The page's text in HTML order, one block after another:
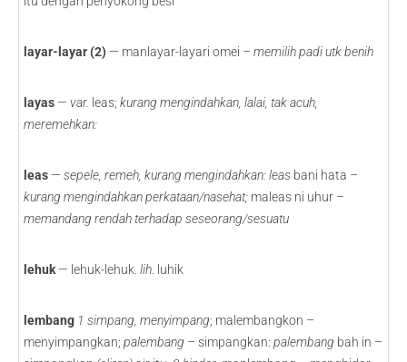
layar-layar (2) — manlayar-layari omei – memilih padi utk benih
layas — var. leas; kurang mengindahkan, lalai, tak acuh,
meremehkan:
leas — sepele, remeh, kurang mengindahkan: leas bani hata –
kurang mengindahkan perkataan/nasehat; maleas ni uhur –
memandang rendah terhadap seseorang/sesuatu
lehuk — lehuk-lehuk. lih . luhik
lembang 1 simpang, menyimpang; malembangkon –
menyimpangkan; palembang – simpangkan: palembang bah in –